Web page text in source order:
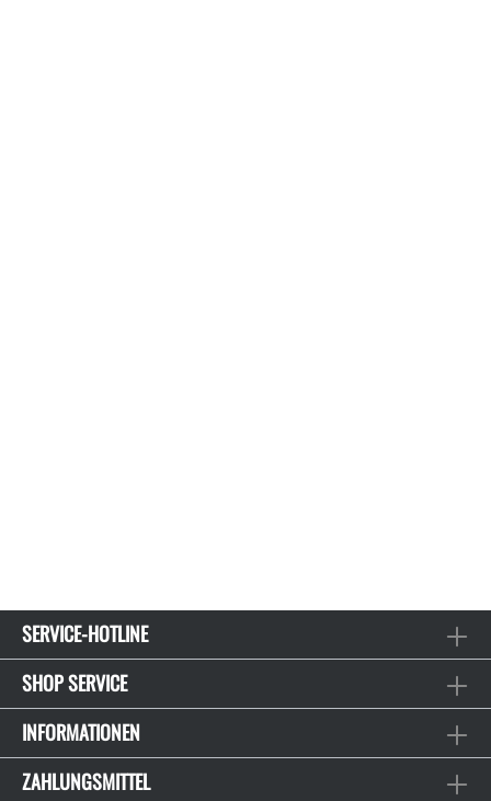
SERVICE-HOTLINE
SHOP SERVICE
INFORMATIONEN
ZAHLUNGSMITTEL